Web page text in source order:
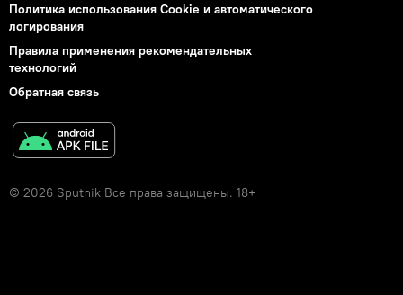
Политика использования Cookie и автоматического
логирования
Правила применения рекомендательных
технологий
Обратная связь
© 2026 Sputnik Все права защищены. 18+